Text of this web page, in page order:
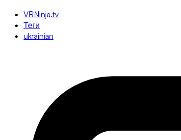
VRNinja.tv
Теги
ukrainian